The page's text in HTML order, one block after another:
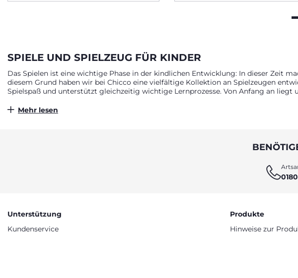
SPIELE UND SPIELZEUG FÜR KINDER
Das Spielen ist eine wichtige Phase in der kindlichen Entwicklung: In dieser Zeit
diesem Grund haben wir bei Chicco eine vielfältige Kollektion an Spielzeugen
Spielspaß und unterstützt gleichzeitig wichtige Lernprozesse. Von Anfang an liegt
Spielbögen zur Anregung der kindlichen Neugier, jedes Spielzeug ist so gestaltet,
Mehr lesen
Unterstützung
Kundenservice
Produkte
Hinweise zur